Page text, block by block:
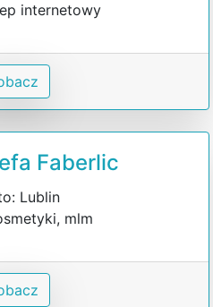
internetowy
Faberlic
Lublin
mlm